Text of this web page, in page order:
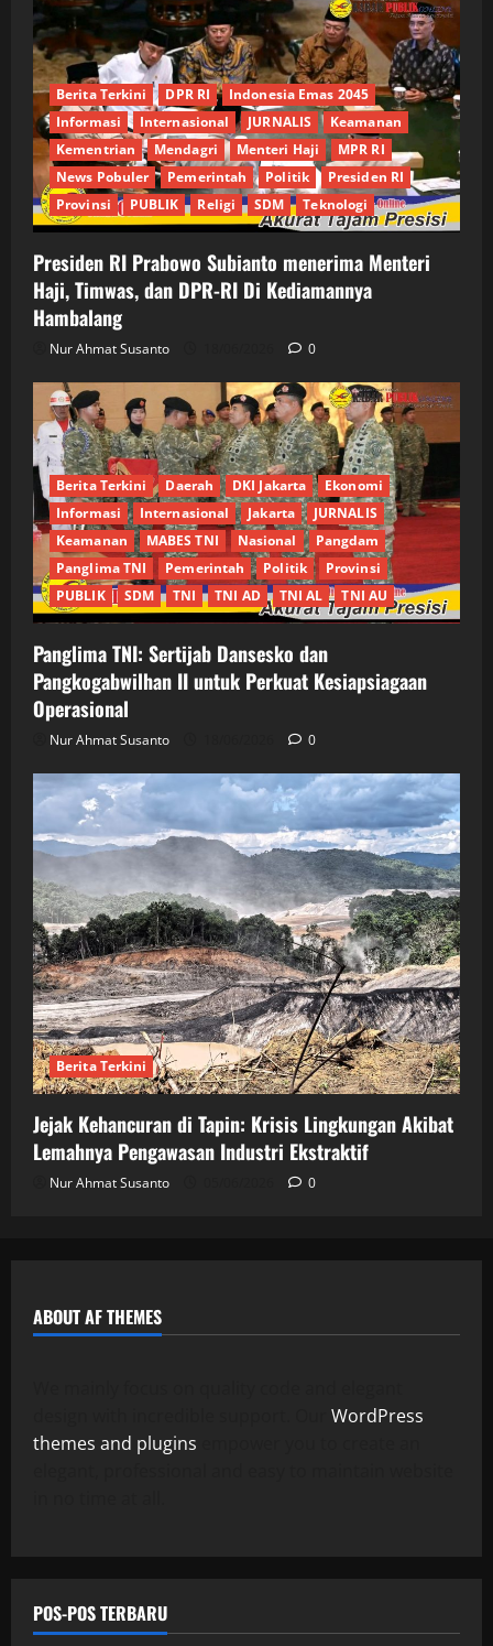
Berita Terkini DPR RI
Indonesia Emas 2045
Informasi
Internasional JURNALIS
Keamanan
Kementrian
Mendagri Menteri Haji
MPR RI
News Pobuler
Pemerintah Politik
Presiden RI
Provinsi
PUBLIK Religi SDM Teknologi
Presiden RI Prabowo Subianto menerima Menteri
Haji, Timwas, dan DPR-RI Di Kediamannya
Hambalang
Nur Ahmat Susanto 0
Berita Terkini Daerah DKI Jakarta
Ekonomi
Informasi
Internasional Jakarta
JURNALIS
Keamanan
MABES TNI Nasional
Pangdam
Panglima TNI
Pemerintah Politik
Provinsi
PUBLIK
SDM TNI TNI AD TNI AL TNI AU
Panglima TNI: Sertijab Dansesko dan
Pangkogabwilhan II untuk Perkuat Kesiapsiagaan
Operasional
Nur Ahmat Susanto 0
Berita Terkini
Jejak Kehancuran di Tapin: Krisis Lingkungan Akibat
Lemahnya Pengawasan Industri Ekstraktif
Nur Ahmat Susanto 0
ABOUT AF THEMES
WordPress
themes and plugins
POS-POS TERBARU